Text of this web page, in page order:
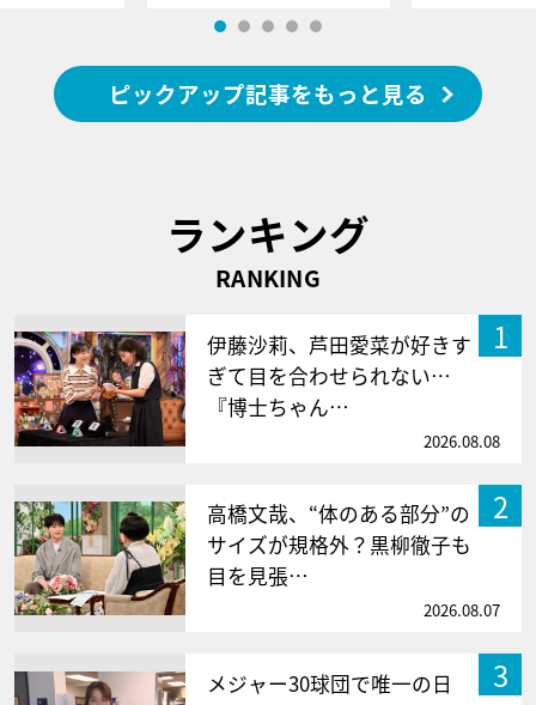
ピックアップ記事をもっと見る
ランキング
RANKING
1
伊藤沙莉、芦田愛菜が好きす
ぎて目を合わせられない…
『博士ちゃん…
2026.08.08
2
高橋文哉、“体のある部分”の
サイズが規格外？黒柳徹子も
目を見張…
2026.08.07
3
メジャー30球団で唯一の日